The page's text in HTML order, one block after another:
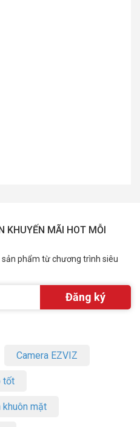
KHUYẾN MÃI HOT MỖI
phẩm từ chương trình siêu
Camera EZVIZ
tốt
khuôn mặt